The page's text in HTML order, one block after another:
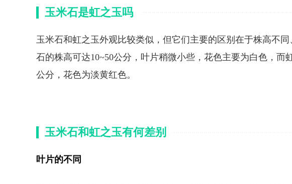
玉米石是虹之玉吗
玉米石和虹之玉外观比较类似，但它们主要的区别在于株高不
石的株高可达10~50公分，叶片稍微小些，花色主要为白色，而
公分，花色为淡黄红色。
玉米石和虹之玉有何差别
叶片的不同